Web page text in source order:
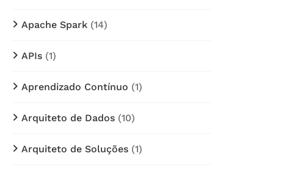
Apache Spark (14)
APIs (1)
Aprendizado Contínuo (1)
Arquiteto de Dados (10)
Arquiteto de Soluções (1)